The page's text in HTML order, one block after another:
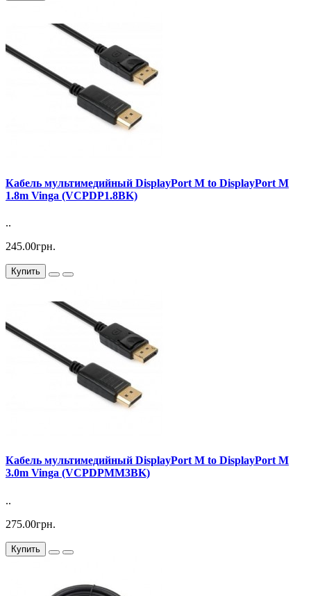
Кабель мультимедийный DisplayPort M to DisplayPort M
1.8m Vinga (VCPDP1.8BK)
..
245.00грн.
Купить
Кабель мультимедийный DisplayPort M to DisplayPort M
3.0m Vinga (VCPDPMM3BK)
..
275.00грн.
Купить